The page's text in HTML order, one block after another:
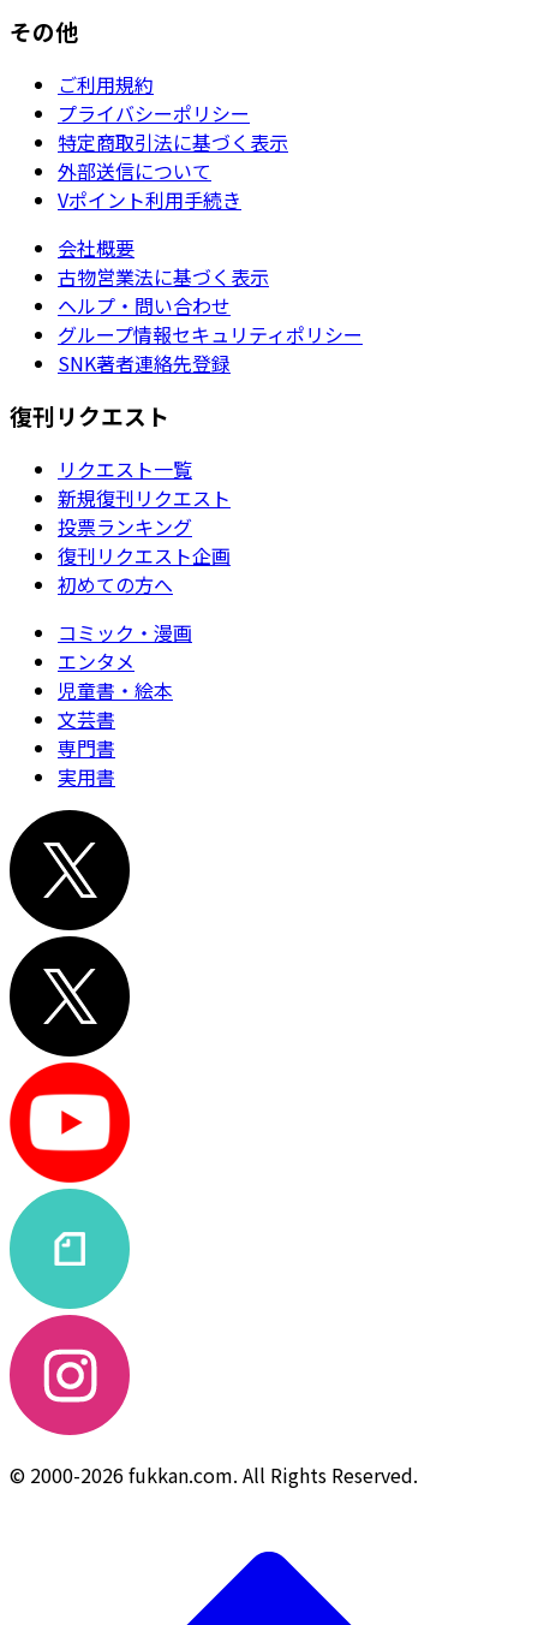
その他
ご利用規約
プライバシーポリシー
特定商取引法に基づく表示
外部送信について
Vポイント利用手続き
会社概要
古物営業法に基づく表示
ヘルプ・問い合わせ
グループ情報セキュリティポリシー
SNK著者連絡先登録
復刊リクエスト
リクエスト一覧
新規復刊リクエスト
投票ランキング
復刊リクエスト企画
初めての方へ
コミック・漫画
エンタメ
児童書・絵本
文芸書
専門書
実用書
© 2000-2026 fukkan.com. All Rights Reserved.